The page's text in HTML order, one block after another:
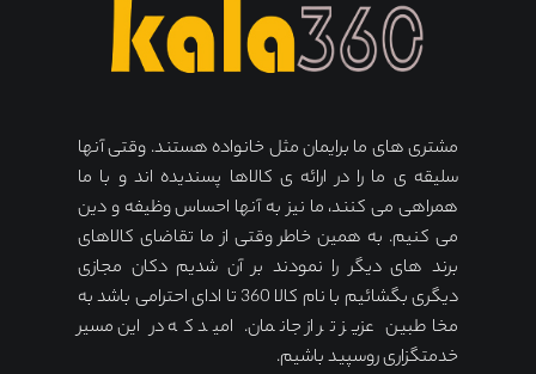
مشتری های ما برایمان مثل خانواده هستند. وقتی آنها
سلیقه ی ما را در ارائه ی کالاها پسندیده اند و با ما
همراهی می کنند، ما نیز به آنها احساس وظیفه و دین
می کنیم. به همین خاطر وقتی از ما تقاضای کالاهای
برند های دیگر را نمودند بر آن شدیم دکان مجازی
دیگری بگشائیم با نام کالا 360 تا ادای احترامی باشد به
مخاطبین عزیز تر از جانمان. امید که در این مسیر
خدمتگزاری روسپید باشیم.